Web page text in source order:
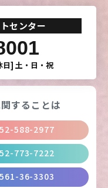
センター
日] 土・日・祝
することは
588-2977
773-7222
36-3303